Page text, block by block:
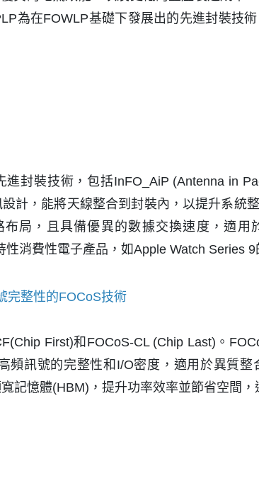
為在FOWLP基礎下發展出的先進封裝技
封裝技術，包括InFO_AiP (Antenna in
計，能將天線整合到封裝內，以提升系統
局，且具備優異的數據交換速度，適用
消費性電子產品，如Apple Watch Series
完整性的FOCoS技術
First)和FOCoS-CL (Chip Last)。
頻訊號的完整性和I/O密度，適用於異質
記憶體(HBM)，提升功率效率並節省空間